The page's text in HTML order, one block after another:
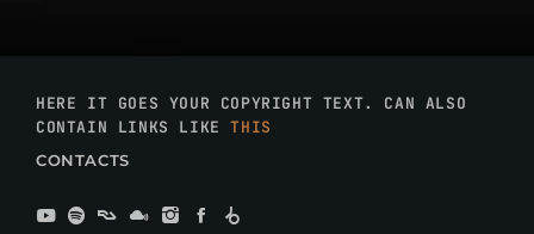
HERE IT GOES YOUR COPYRIGHT TEXT. CAN ALSO
CONTAIN LINKS LIKETHIS
CONTACTS